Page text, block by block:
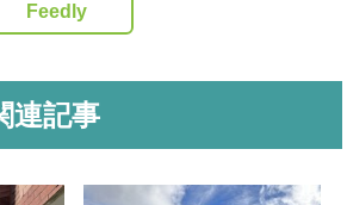
Feedly
連記事